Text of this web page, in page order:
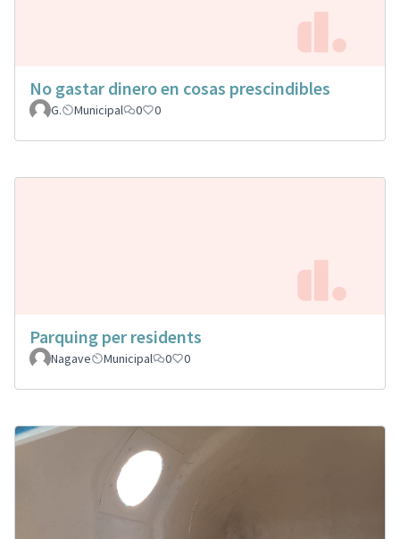
No gastar dinero en cosas prescindibles
G. Municipal 0 0
Parquing per residents
Nagave Municipal 0 0